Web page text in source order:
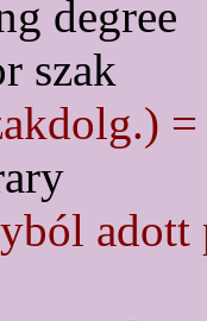
degree
szak
=